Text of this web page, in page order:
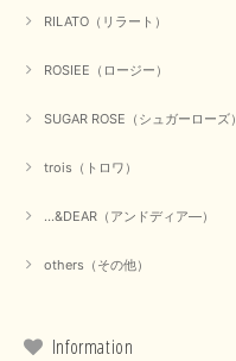
RILATO（リラート）
ROSIEE（ロージー）
SUGAR ROSE（シュガーローズ）
trois（トロワ）
...&DEAR（アンドディア―）
others（その他）
Information